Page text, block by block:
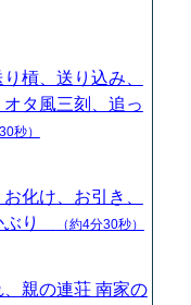
槓、送り込み、
タ風三刻、追っ
秒）
化け、お引き、
ぶり
（約4分30秒）
親の連荘 南家の